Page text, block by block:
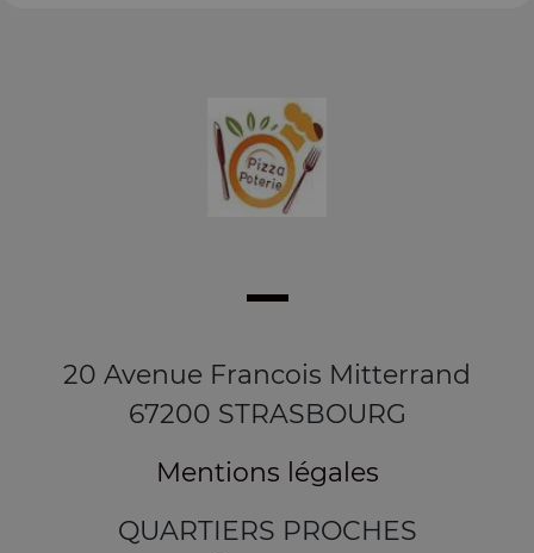
20 Avenue Francois Mitterrand
67200 STRASBOURG
Mentions légales
QUARTIERS PROCHES